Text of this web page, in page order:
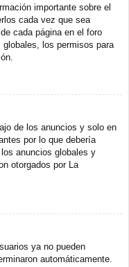
importante sobre el
cada vez que sea
cada página en el foro
los permisos para
de los anuncios y solo en
por lo que debería
anuncios globales y
otorgados por La
ya no pueden
automáticamente.